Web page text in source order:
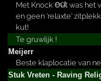
Met Knock Out was het
en geen 'relaxte'
kut!
Te gruwlijk !
Meijerr
Beste klaplocatie van
Stuk Vreten - Raving